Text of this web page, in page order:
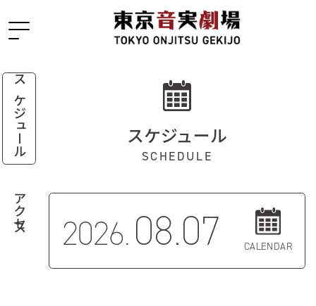
スケジュール
アクセス
スケジュール
SCHEDULE
2026.08.07 CALENDAR